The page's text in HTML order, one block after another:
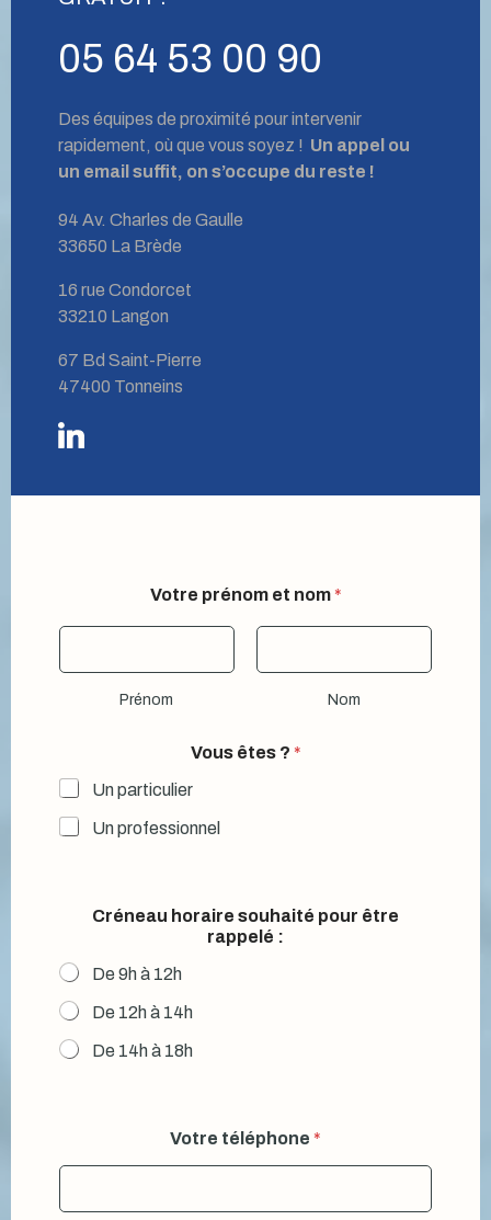
05 64 53 00 90
Des équipes de proximité pour intervenir
rapidement, où que vous soyez ! Un appel ou
un email suffit, on s’occupe du reste !
94 Av. Charles de Gaulle
33650 La Brède
16 rue Condorcet
33210 Langon
67 Bd Saint-Pierre
47400 Tonneins
Votre prénom et nom *
Prénom Nom
Vous êtes ? *
Un particulier
Un professionnel
Créneau horaire souhaité pour être
rappelé :
De 9h à 12h
De 12h à 14h
De 14h à 18h
Votre téléphone *